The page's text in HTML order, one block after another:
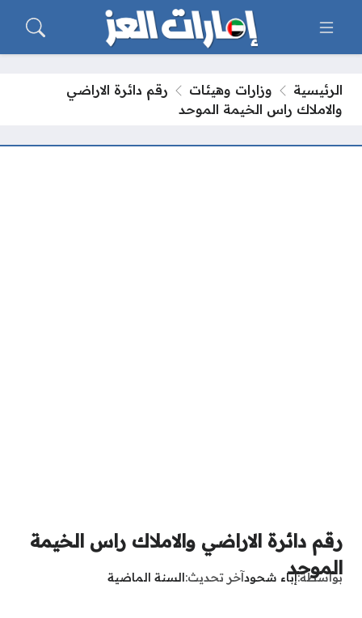
الرئيسية وزارات وهيئات
رقم دائرة الاراضي
والاملاك راس الخيمة الموحد
رقم دائرة الاراضي والاملاك راس الخيمة
الموحد
بواسطةإباء شحودآخر تحديث السنة الماضية